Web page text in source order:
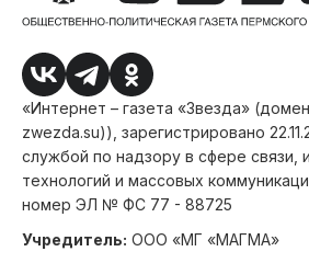
«Интернет – газета «Звезда»
zwezda.su)), зарегистрировано
службой по надзору в сфере связи,
технологий и массовых
номер ЭЛ № ФС 77 - 88725
Учредитель: ООО «МГ «МАГМА»